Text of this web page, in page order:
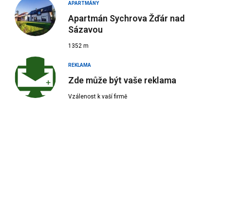
Autor / Zdroj:Pavel Šíma
APARTMÁNY
Apartmán Sychrova Žďár nad
Sázavou
1352 m
REKLAMA
Zde může být vaše reklama
Vzálenost k vaší firmě